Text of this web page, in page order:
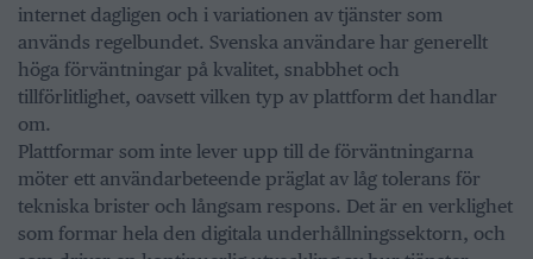
internet dagligen och i variationen av tjänster som
används regelbundet. Svenska användare har generellt
höga förväntningar på kvalitet, snabbhet och
tillförlitlighet, oavsett vilken typ av plattform det handlar
om.
Plattformar som inte lever upp till de förväntningarna
möter ett användarbeteende präglat av låg tolerans för
tekniska brister och långsam respons. Det är en verklighet
som formar hela den digitala underhållningssektorn, och